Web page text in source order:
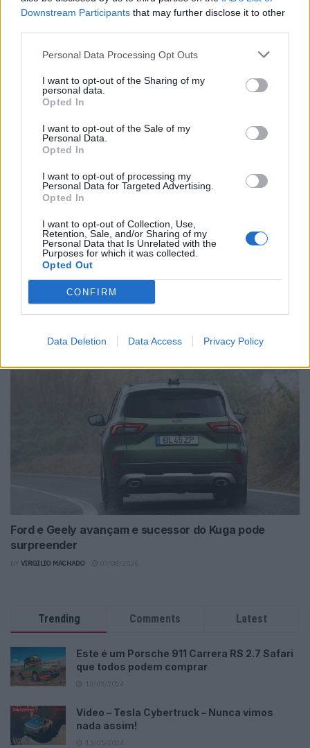
Downstream Participants that may further disclose it to other
Personal Data Processing Opt Outs
I want to opt-out of the Sharing of my
personal data.
Opted In
I want to opt-out of the Sale of my
Personal Data.
Opted In
I want to opt-out of processing my
Personal Data for Targeted Advertising.
Opted In
I want to opt-out of Collection, Use,
Retention, Sale, and/or Sharing of my
Personal Data that Is Unrelated with the
Purposes for which it was collected.
Opted Out
CONFIRM
Data Deletion Data Access Privacy Policy
Trump lança ataque aos elétricos com
acusação inesperada
Futuro BMW iX1 acelera e a Neue Klasse muda tudo no
07/08/2026
Ford e Geely avançam e sucessor do Kuga pode
surpreender
VIRGILIO MACHADO
Trending Comments Latest
Este é um Porsche 911 Carrera RS 2.7 Safari
que todos podem comprar
Vídeo – Tesla Cybertruck – Nunca vimos
nada assim!